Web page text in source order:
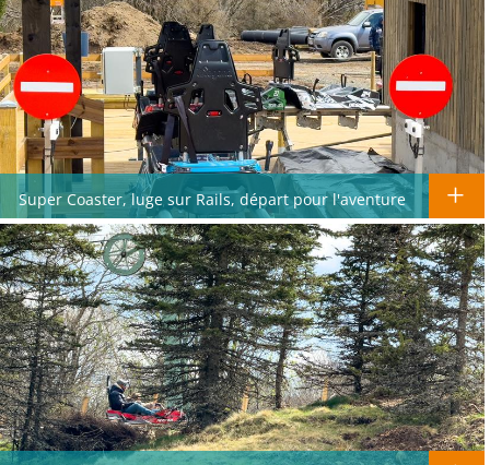
Super Coaster, luge sur Rails, départ pour l'aventure